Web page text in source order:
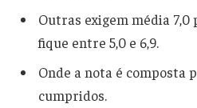
Outras exigem média
fique entre 5,0 e 6,9.
Onde a nota é composta
cumpridos.